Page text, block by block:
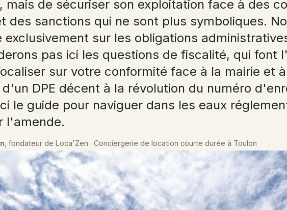
mais de sécuriser son exploitation face à des
des sanctions qui ne sont plus symboliques.
sur les obligations
pas ici les questions de fiscalité, qui font
sur votre conformité face à la mairie et
DPE décent à la révolution du numéro
le guide pour naviguer dans les eaux
l'amende.
, fondateur de Loca'Zen · Conciergerie de location courte durée à Toulon